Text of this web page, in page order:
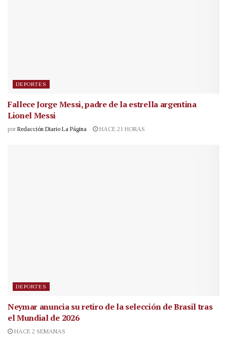
DEPORTES
Fallece Jorge Messi, padre de la estrella argentina
Lionel Messi
por Redacción Diario La Página HACE 21 HORAS
DEPORTES
Neymar anuncia su retiro de la selección de Brasil tras
el Mundial de 2026
HACE 2 SEMANAS